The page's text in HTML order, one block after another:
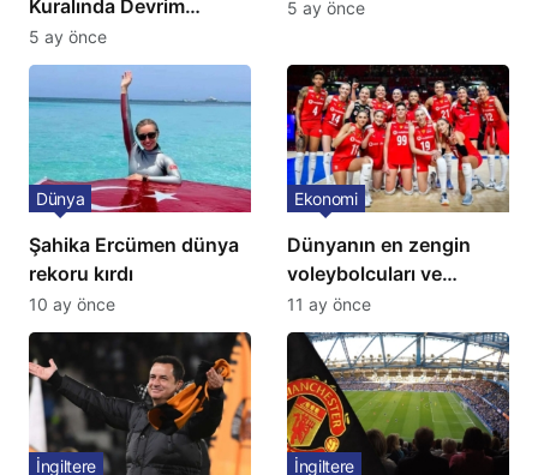
Kuralında Devrim
Niteliğinde Onay
5 ay önce
5 ay önce
Şahika Ercümen dünya
rekoru kırdı
Dünya
10 ay önce
Dünyanın en zengin
voleybolcuları ve
servetleri açıklandı:
Listede 2 Türk yıldız
bulunuyor
Ekonomi
11 ay önce
İngiltere İngiltere